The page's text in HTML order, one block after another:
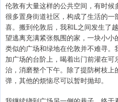
伦敦有大量这样的公共空间，有时
很多置身街道社区，构成了生活的
喜。搬到伦敦后，我和L之间发生了
望逃离充满紧张氛围的家，一块小小
类似的广场和绿地在伦敦并不难寻
加广场的台阶上，喝着出门前灌在
治，消磨整个下午。除了提防树枝
弹，其他的烦恼尽可以暂时抛却。